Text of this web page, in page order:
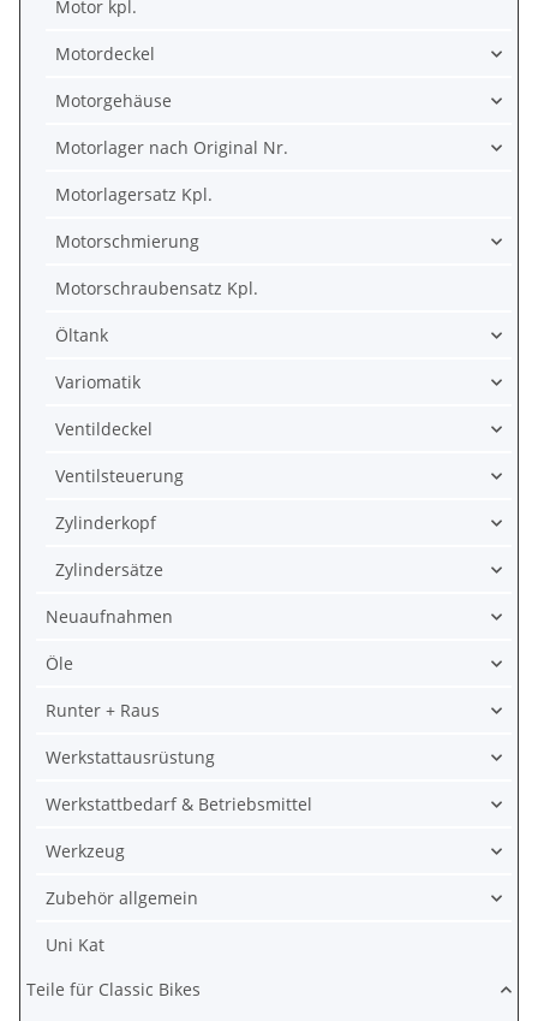
Motor kpl.
Motordeckel
Motorgehäuse
Motorlager nach Original Nr.
Motorlagersatz Kpl.
Motorschmierung
Motorschraubensatz Kpl.
Öltank
Variomatik
Ventildeckel
Ventilsteuerung
Zylinderkopf
Zylindersätze
Neuaufnahmen
Öle
Runter + Raus
Werkstattausrüstung
Werkstattbedarf & Betriebsmittel
Werkzeug
Zubehör allgemein
Uni Kat
Teile für Classic Bikes